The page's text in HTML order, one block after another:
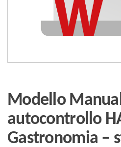
Modello
autocontrollo
Gastronomia –